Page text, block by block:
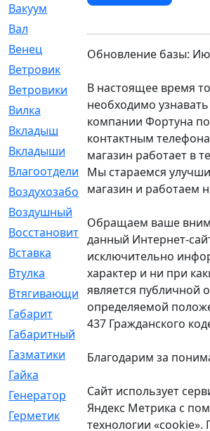
Вакуум
[23]
Вал
Венец
[16]
Ветровик
Ветровики
[2]
Вилка
[15]
Вкладыш
[41]
Вкладыши
[1131]
Влагоотделитель
[2]
Воздухозаборник
[2]
Воздушный
Восстановительный
[1]
Вставка
[168]
Втулка
[1875]
Втягивающий
[22]
Габарит
[286]
Габаритный
[6]
Газматики
[117]
Гайка
Генератор
[148]
Герметик
[15]
Обновление базы:
В настоящее время
необходимо
компании Фортуна
контактным
магазин работает в
Мы стараемся
магазин и работаем
Обращаем ваше
данный Интернет-
исключительно
характер и ни при
является публичной
определяемой
437 Гражданского
Благодарим за
Сайт использует
Яндекс Метрика с
технологии